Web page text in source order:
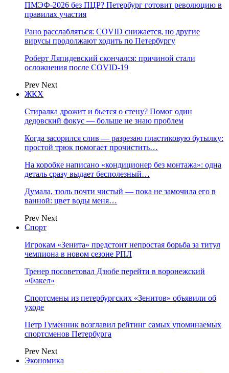
ПМЭФ-2026 без ПЦР? Петербург готовит революцию в
правилах участия
Рано расслабляться: COVID снижается, но другие
вирусы продолжают ходить по Петербургу
Роберт Ляпидевский скончался: причиной стали
осложнения после COVID-19
Prev Next
ЖКХ
Стиралка дрожит и бьется о стену? Помог один
дедовский фокус — больше не знаю проблем
Когда засорился слив — разрезаю пластиковую бутылку:
простой трюк помогает прочистить…
На коробке написано «кондиционер без монтажа»: одна
деталь сразу выдает бесполезный…
Думала, тюль почти чистый — пока не замочила его в
ванной: цвет воды меня…
Prev Next
Спорт
Игрокам «Зенита» предстоит непростая борьба за титул
чемпиона в новом сезоне РПЛ
Тренер посоветовал Дзюбе перейти в воронежский
«Факел»
Спортсмены из петербургских «Зенитов» объявили об
уходе
Петр Гуменник возглавил рейтинг самых упоминаемых
спортсменов Петербурга
Prev Next
Экономика